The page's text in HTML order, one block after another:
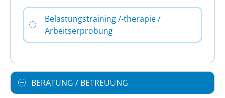
Belastungstraining /-therapie /
Arbeitserprobung
BERATUNG / BETREUUNG